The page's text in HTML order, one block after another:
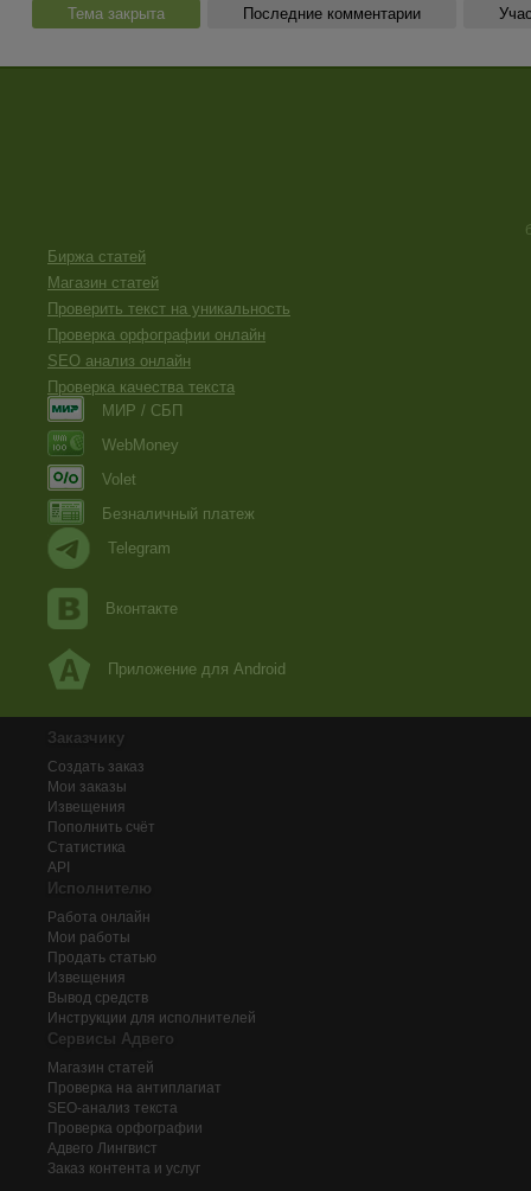
Тема закрыта Последние комментарии
Биржа статей
Магазин статей
Проверить текст на уникальность
Проверка орфографии онлайн
SEO анализ онлайн
Проверка качества текста
МИР / СБП
WebMoney
Volet
Безналичный платеж
Telegram
Вконтакте
Приложение для Android
Заказчику
Создать заказ
Мои заказы
Извещения
Пополнить счёт
Статистика
API
Исполнителю
Работа онлайн
Мои работы
Продать статью
Извещения
Вывод средств
Инструкции для исполнителей
Сервисы Адвего
Магазин статей
Проверка на антиплагиат
SEO-анализ текста
Проверка орфографии
Адвего Лингвист
Заказ контента и услуг